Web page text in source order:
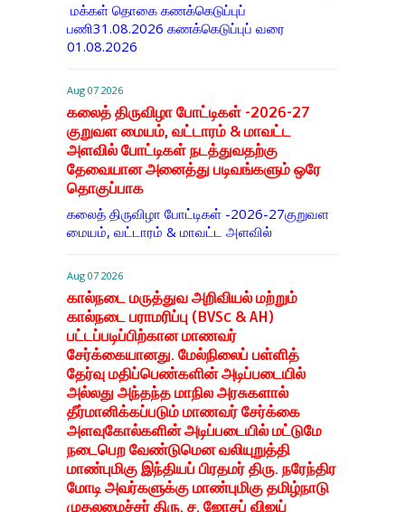
மக்கள் தொகை கணக்கெடுப்புப்
பணி31.08.2026 கணக்கெடுப்புப் வரை
01.08.2026
Aug 07 2026
கலைத் திருவிழா போட்டிகள் -2026-27
குறுவள மையம், வட்டாரம் & மாவட்ட
அளவில் போட்டிகள் நடத்துவதற்கு
தேவையான அனைத்து படிவங்களும் ஒரே
தொகுப்பாக
கலைத் திருவிழா போட்டிகள் -2026-27குறுவள
மையம், வட்டாரம் & மாவட்ட அளவில்
Aug 07 2026
கால்நடை மருத்துவ அறிவியல் மற்றும்
கால்நடை பராமரிப்பு (BVSc & AH)
பட்டப்படிப்பிற்கான மாணவர்
சேர்க்கையானது. மேல்நிலைப் பள்ளித்
தேர்வு மதிப்பெண்களின் அடிப்படையில்
அல்லது அந்தந்த மாநில அரசுகளால்
தீர்மானிக்கப்படும் மாணவர் சேர்க்கை
அளவுகோல்களின் அடிப்படையில் மட்டுமே
நடைபெற வேண்டுமென வலியுறுத்தி
மாண்புமிகு இந்தியப் பிரதமர் திரு. நரேந்திர
மோடி அவர்களுக்கு மாண்புமிகு தமிழ்நாடு
முதலமைச்சர் திரு. ச. ஜோசப் விஜய்